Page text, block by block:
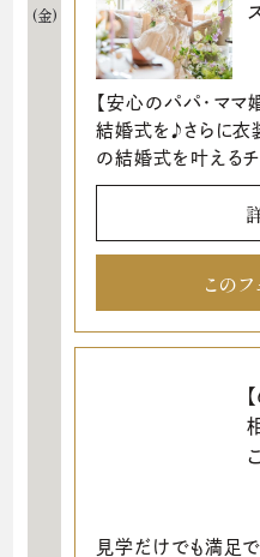
(金)
【安心のパパ・マ
結婚式を♪さらに衣
の結婚式を叶える
この
見学だけでも満足